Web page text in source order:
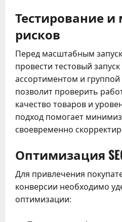
Тестирование
рисков
Перед масштабным
провести тестовый
ассортиментом и группой
позволит проверить
качество товаров и
подход помогает
своевременно
Оптимизация
Для привлечения
конверсии необходимо
оптимизации: